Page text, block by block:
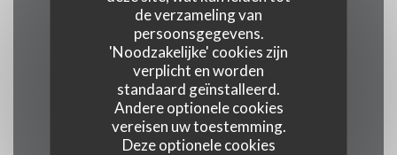
de verzameling van
persoonsgegevens.
'Noodzakelijke' cookies zijn
verplicht en worden
standaard geïnstalleerd.
Andere optionele cookies
vereisen uw toestemming.
Deze optionele cookies
Keuken
Maghreb keuken, oostelijk, vers product,
Eigengemaakt, Traditionele keuken, Marokkaans
Soort bedrijf